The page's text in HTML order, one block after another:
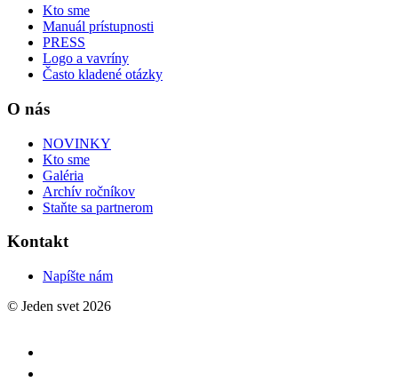
Kto sme
Manuál prístupnosti
PRESS
Logo a vavríny
Často kladené otázky
O nás
NOVINKY
Kto sme
Galéria
Archív ročníkov
Staňte sa partnerom
Kontakt
Napíšte nám
© Jeden svet 2026